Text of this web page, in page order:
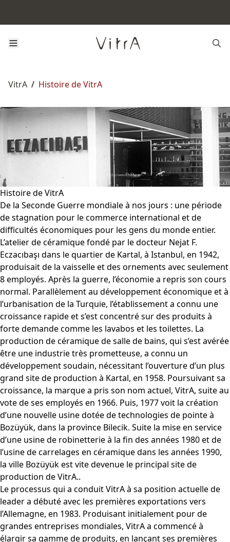
VitrA / Histoire de VitrA
Histoire de VitrA
De la Seconde Guerre mondiale à nos jours : une période
de stagnation pour le commerce international et de
difficultés économiques pour les gens du monde entier.
L’atelier de céramique fondé par le docteur Nejat F.
Eczacıbaşı dans le quartier de Kartal, à Istanbul, en 1942,
produisait de la vaisselle et des ornements avec seulement
8 employés. Après la guerre, l’économie a repris son cours
normal. Parallèlement au développement économique et à
l’urbanisation de la Turquie, l’établissement a connu une
croissance rapide et s’est concentré sur des produits à
forte demande comme les lavabos et les toilettes. La
production de céramique de salle de bains, qui s’est avérée
être une industrie très prometteuse, a connu un
développement soudain, nécessitant l’ouverture d’un plus
grand site de production à Kartal, en 1958. Poursuivant sa
croissance, la marque a pris son nom actuel, VitrA, suite au
vote de ses employés en 1966. Puis, 1977 voit la création
d’une nouvelle usine dotée de technologies de pointe à
Bozüyük, dans la province Bilecik. Suite la mise en service
d’une usine de robinetterie à la fin des années 1980 et de
l’usine de carrelages en céramique dans les années 1990,
la ville Bozüyük est vite devenue le principal site de
production de VitrA..
Le processus qui a conduit VitrA à sa position actuelle de
leader a débuté avec les premières exportations vers
l’Allemagne, en 1983. Produisant initialement pour de
grandes entreprises mondiales, VitrA a commencé à
élargir sa gamme de produits, en lançant ses premières